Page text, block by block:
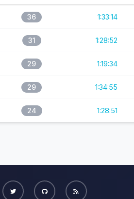
36 1:33:14
31 1:28:52
29 1:19:34
29 1:34:55
24 1:28:51